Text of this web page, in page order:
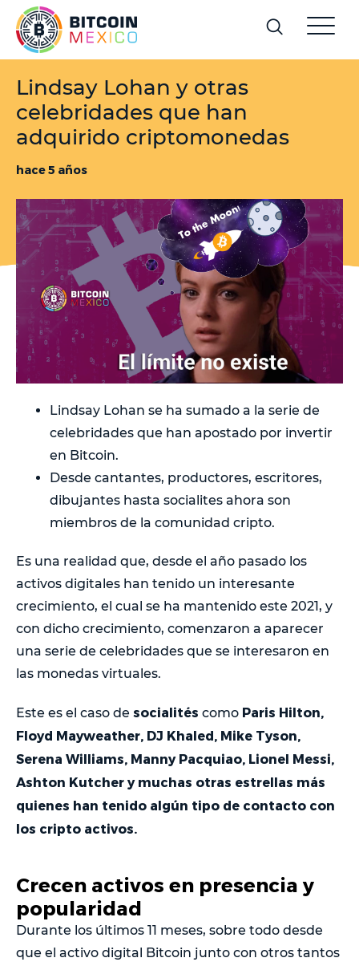
Lindsay Lohan y otras
celebridades que han
adquirido criptomonedas
hace 5 años
Lindsay Lohan se ha sumado a la serie de
celebridades que han apostado por invertir
en Bitcoin.
Desde cantantes, productores, escritores,
dibujantes hasta socialites ahora son
miembros de la comunidad cripto.
Es una realidad que, desde el año pasado los
activos digitales han tenido un interesante
crecimiento, el cual se ha mantenido este 2021, y
con dicho crecimiento, comenzaron a aparecer
una serie de celebridades que se interesaron en
las monedas virtuales.
Este es el caso de socialités como Paris Hilton,
Floyd Mayweather, DJ Khaled, Mike Tyson,
Serena Williams, Manny Pacquiao, Lionel Messi,
Ashton Kutcher y muchas otras estrellas más
quienes han tenido algún tipo de contacto con
los cripto activos.
Crecen activos en presencia y
popularidad
Durante los últimos 11 meses, sobre todo desde
que el activo digital Bitcoin junto con otros tantos